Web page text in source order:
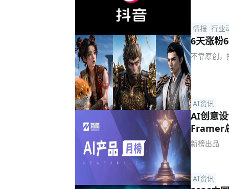
情报 行业
6天涨粉
不靠原创，
AI资讯
AI创意
Framer
新榜出品
AI资讯